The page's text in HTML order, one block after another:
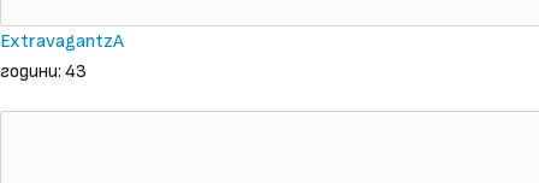
ExtravagantzA
години: 43